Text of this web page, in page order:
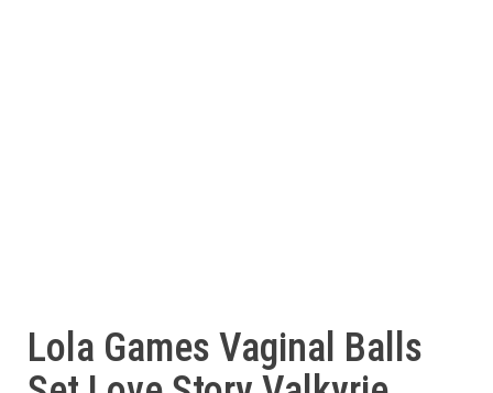
Lola Games Vaginal Balls